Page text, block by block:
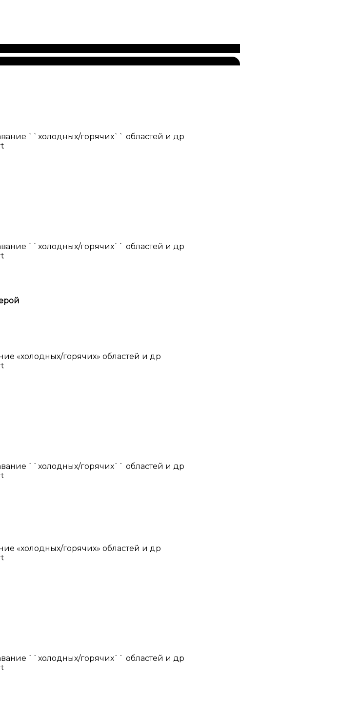
``холодных/горячих`` областей и др
``холодных/горячих`` областей и др
«холодных/горячих» областей и др
``холодных/горячих`` областей и др
«холодных/горячих» областей и др
``холодных/горячих`` областей и др